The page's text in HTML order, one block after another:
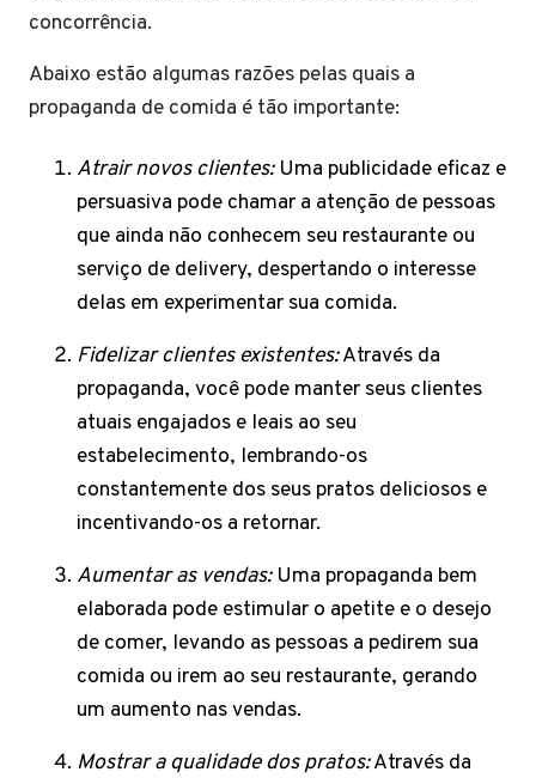
concorrência.
Abaixo estão algumas razões pelas quais a
propaganda de comida é tão importante:
Atrair novos clientes:Uma publicidade eficaz e
persuasiva pode chamar a atenção de pessoas
que ainda não conhecem seu restaurante ou
serviço de delivery, despertando o interesse
delas em experimentar sua comida.
Fidelizar clientes existentes:Através da
propaganda, você pode manter seus clientes
atuais engajados e leais ao seu
estabelecimento, lembrando-os
constantemente dos seus pratos deliciosos e
incentivando-os a retornar.
Aumentar as vendas:Uma propaganda bem
elaborada pode estimular o apetite e o desejo
de comer, levando as pessoas a pedirem sua
comida ou irem ao seu restaurante, gerando
um aumento nas vendas.
Mostrar a qualidade dos pratos:Através da